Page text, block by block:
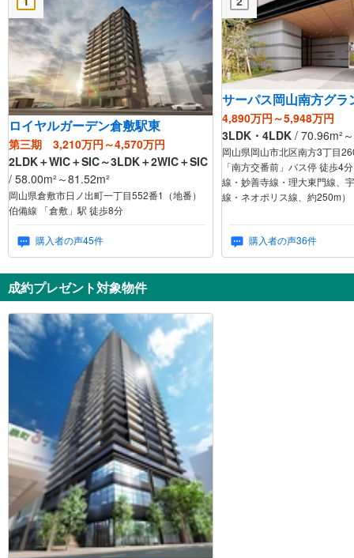
ロイヤルガーデン倉敷駅東
第三期 3,210万円～4,570万円
2LDK＋WIC＋SIC～3LDK＋2WIC＋SIC
/ 58.00m²～81.52m²
岡山県倉敷市日ノ出町一丁目552番1（地番）
伯備線 「倉敷」駅 徒歩8分
購入者の声45件
サーパス岡山南方グラ
4,890万円～5,948万円
3LDK・4LDK / 70.96m²
岡山県岡山市北区南方3丁目
「南方交番前」バス停 徒歩4
線・妙善寺線・理大東門線、
線・ネオポリス線、約250m）
購入者の声36件
成約プレゼント対象物件